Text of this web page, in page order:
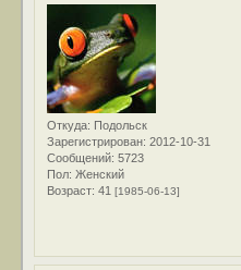
Откуда: Подольск
Зарегистрирован: 2012-10-31
Сообщений: 5723
Пол: Женский
Возраст: 41[1985-06-13]